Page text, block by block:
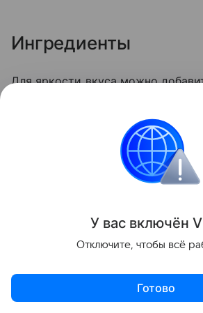
Ингредиенты
Для яркости вкуса можно
ягоду с 2—3 ложками
Творожный сыр (без добавок)
Клюква (свежая или замороженная)
У вас включён V
Отключите, чтобы всё
Готово